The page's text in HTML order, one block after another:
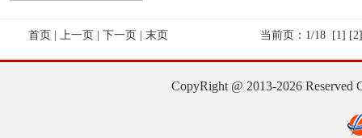
首页 | 上一页 | 下一页 末页 当前页：1/18 [1] [2]
CopyRight @ 2013-2026